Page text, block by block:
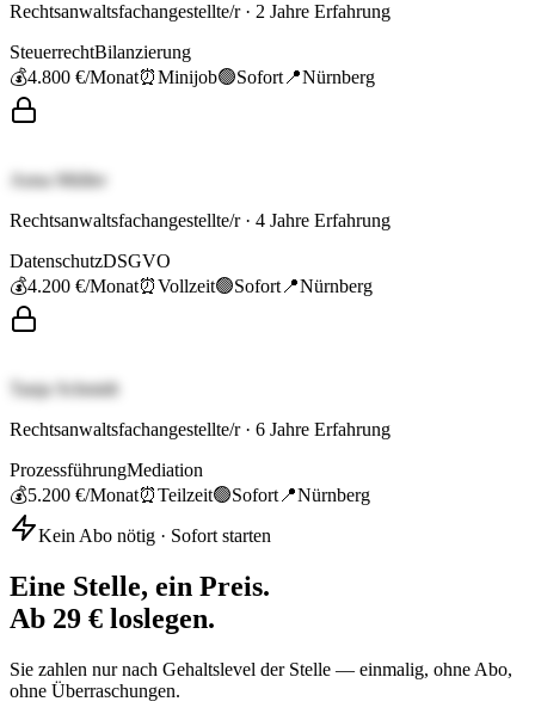
Rechtsanwaltsfachangestellte/r· 2 Jahre Erfahrung
SteuerrechtBilanzierung
💰4.800 €/Monat⏰Minijob🟢Sofort 📍Nürnberg
Anna Müller
Rechtsanwaltsfachangestellte/r· 4 Jahre Erfahrung
DatenschutzDSGVO
💰4.200 €/Monat⏰Vollzeit🟢Sofort 📍Nürnberg
Tanja Schmidt
Rechtsanwaltsfachangestellte/r· 6 Jahre Erfahrung
ProzessführungMediation
💰5.200 €/Monat⏰Teilzeit🟢Sofort 📍Nürnberg
Kein Abo nötig · Sofort starten
Eine Stelle, ein Preis.
Ab 29 € loslegen.
Sie zahlen nur nach Gehaltslevel der Stelle — einmalig, ohne Abo,
ohne Überraschungen.